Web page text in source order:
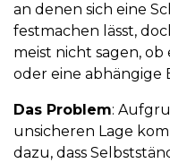
an denen sich eine
festmachen lässt,
meist nicht sagen,
oder eine abhängige
Das Problem:
unsicheren Lage
dazu, dass